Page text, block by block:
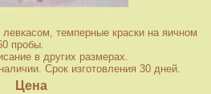
темперные краски на яичном
пробы.
в других размерах.
Срок изготовления 30 дней.
Цена